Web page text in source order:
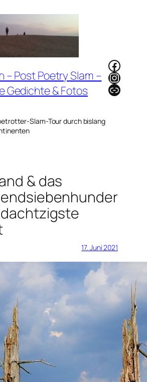
– Post Poetry Slam –
Gedichte & Fotos
Slam-Tour durch bislang
Link
& das
17. Juni 2021